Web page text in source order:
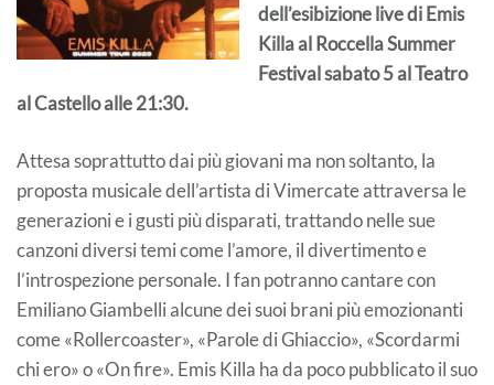
dell’esibizione live di Emis
Killa al Roccella Summer
Festival sabato 5 al Teatro
al Castello alle 21:30.
Attesa soprattutto dai più giovani ma non soltanto, la
proposta musicale dell’artista di Vimercate attraversa le
generazioni e i gusti più disparati, trattando nelle sue
canzoni diversi temi come l’amore, il divertimento e
l’introspezione personale. I fan potranno cantare con
Emiliano Giambelli alcune dei suoi brani più emozionanti
come «Rollercoaster», «Parole di Ghiaccio», «Scordarmi
chi ero» o «On fire». Emis Killa ha da poco pubblicato il suo